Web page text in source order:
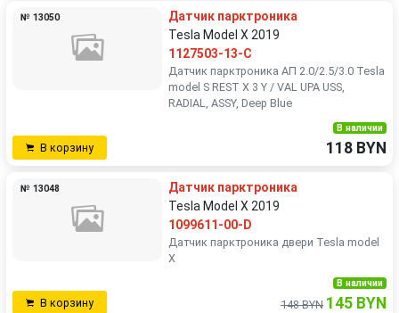
№ 13050
Датчик парктроника
Tesla Model X 2019
1127503-13-C
Датчик парктроника АП 2.0/2.5/3.0 Tesla
model S REST X 3 Y / VAL UPA USS,
RADIAL, ASSY, Deep Blue
В корзину
В наличии
118 BYN
№ 13048
Датчик парктроника
Tesla Model X 2019
1099611-00-D
Датчик парктроника двери Tesla model
X
В корзину
В наличии
148 BYN 145 BYN